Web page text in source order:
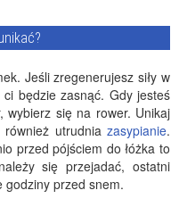
Jeśli zregenerujesz siły w
będzie zasnąć. Gdy jesteś
wybierz się na rower. Unikaj
utrudnia zasypianie.
przed pójściem do łóżka to
się przejadać, ostatni
godziny przed snem.